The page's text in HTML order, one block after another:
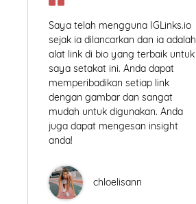
Saya telah mengguna IGLinks.io
sejak ia dilancarkan dan ia adalah
alat link di bio yang terbaik untuk
saya setakat ini. Anda dapat
memperibadikan setiap link
dengan gambar dan sangat
mudah untuk digunakan. Anda
juga dapat mengesan insight
anda!
chloelisann